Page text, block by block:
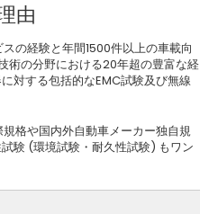
由
の経験と年間1500件以上の車載向
術の分野における20年超の豊富な経
対する包括的なEMC試験及び無線
格や国内外自動車メーカー独自規
験 (環境試験・耐久性試験) もワン